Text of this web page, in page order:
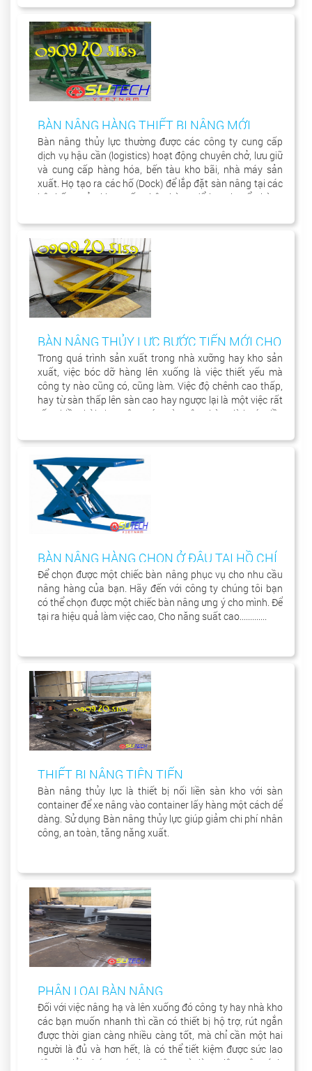
BÀN NÂNG HÀNG THIẾT BỊ NÂNG MỚI
Bàn nâng thủy lực thường được các công ty cung cấp
dịch vụ hậu cần (logistics) hoạt động chuyên chở, lưu giữ
và cung cấp hàng hóa, bến tàu kho bãi, nhà máy sản
xuất. Họ tạo ra các hố (Dock) để lắp đặt sàn nâng tại các
hệ thống cửa kho xuất nhập hàng để lưu chuyển hàng
chuyển đến nơi khác.
BÀN NÂNG THỦY LỰC BƯỚC TIẾN MỚI CHO
NGÀNH CÔNG NGHIỆP.
Trong quá trình sản xuất trong nhà xưỡng hay kho sản
xuất, việc bóc dỡ hàng lên xuống là việc thiết yếu mà
công ty nào cũng có, cũng làm. Việc độ chênh cao thấp,
hay từ sàn thấp lên sàn cao hay ngược lại là một việc rất
tốn nhiều thời gian, công sức. Bàn nâng hàng là bước tiền
BÀN NÂNG HÀNG CHỌN Ở ĐÂU TẠI HỒ CHÍ
MINH?
Để chọn được một chiếc bàn nâng phục vụ cho nhu cầu
nâng hàng của bạn. Hãy đến với công ty chúng tôi bạn
có thể chọn được một chiếc bàn nâng ưng ý cho mình. Để
tại ra hiệu quả làm việc cao, Cho năng suất cao.............
THIẾT BỊ NÂNG TIÊN TIẾN
Bàn nâng thủy lực là thiết bị nối liền sàn kho với sàn
container để xe nâng vào container lấy hàng một cách dể
dàng. Sử dụng Bàn nâng thủy lực giúp giảm chi phí nhân
công, an toàn, tăng năng xuất.
PHÂN LOẠI BÀN NÂNG
Đối với việc nâng hạ và lên xuống đó công ty hay nhà kho
các bạn muốn nhanh thì cần có thiết bị hộ trợ, rút ngắn
được thời gian càng nhiều càng tốt, mà chỉ cần một hai
người là đủ và hơn hết, là có thể tiết kiệm được sức lao
động, giải phóng sức lao động và làm việc một cách